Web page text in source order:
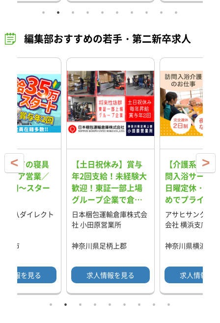
編集部おすすめの若手・第二新卒求人
ンドの寝具
リア営業／
万円～スター
丸八ダイレクト
山市
情報を見る
【土日祝休み】賞与
年2回支給！未経験大
歓迎！東証一部上場
グループ企業で倉庫
作業員★
日本梱包運輸倉庫株式会
社 小田原営業所
神奈川県足柄上郡
求人情報を見る
【介護系総合
問入浴サービ
日曜定休・残
めでプライベ
充実！IT×ロ
導入で新しい
アサヒサンクリ
会社 横浜支店
神奈川県横浜市
求人情報を